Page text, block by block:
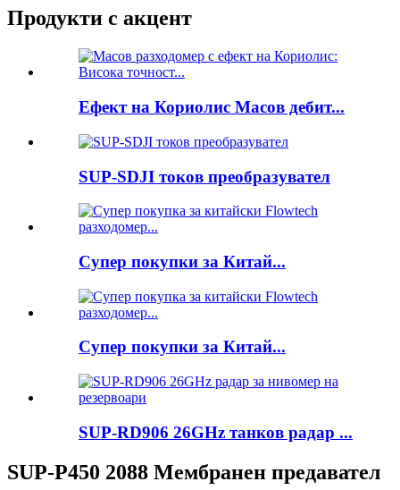
Продукти с акцент
Ефект на Кориолис Масов дебит...
SUP-SDJI токов преобразувател
Супер покупки за Китай...
Супер покупки за Китай...
SUP-RD906 26GHz танков радар ...
SUP-P450 2088 Мембранен предавател